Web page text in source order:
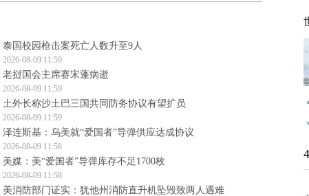
泰国校园枪击案死亡人数升至9人
2026-08-09 11:59
老挝国会主席赛宋蓬病逝
2026-08-09 11:59
土外长称沙土巴三国共同防务协议有望扩员
2026-08-09 11:59
泽连斯基：乌美就“爱国者”导弹供应达成协议
2026-08-09 11:58
美媒：美“爱国者”导弹库存不足1700枚
2026-08-09 11:58
美消防部门证实：犹他州消防直升机坠毁致两人遇难